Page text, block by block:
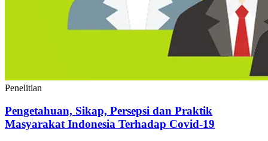
Penelitian
Pengetahuan, Sikap, Persepsi dan Praktik
Masyarakat Indonesia Terhadap Covid-19